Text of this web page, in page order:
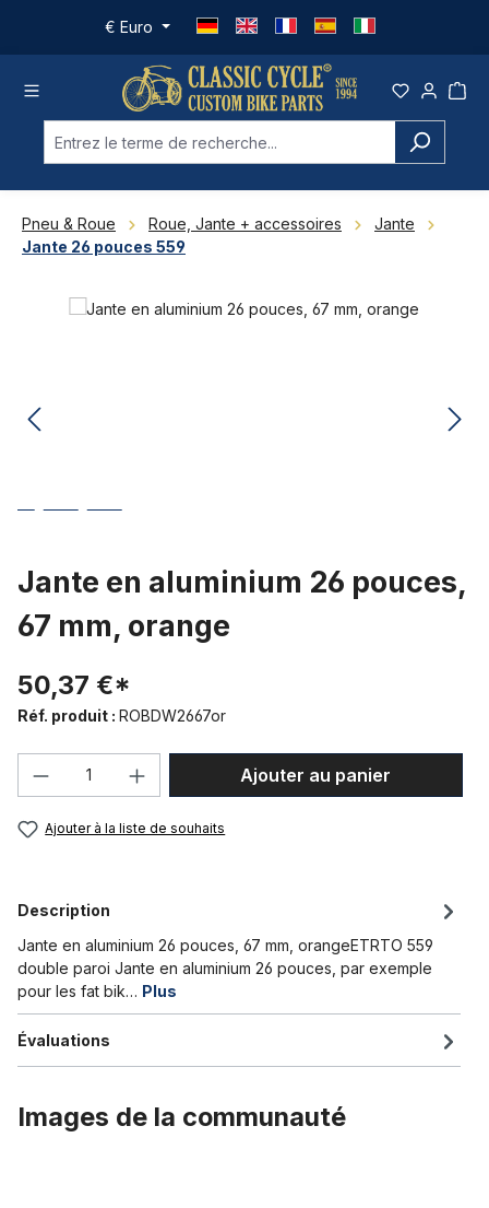
Passer au contenu principal
€ Euro
Pneu & Roue Roue, Jante + accessoires
Jante
Jante 26 pouces 559
Ignorer la galerie d'images
Jante en aluminium 26 pouces,
67 mm, orange
50,37 €*
Réf. produit : ROBDW2667or
Quantité de produit : Entrez la
Ajouter au panier
Ajouter à la liste de souhaits
Description
Jante en aluminium 26 pouces, 67 mm, orangeETRTO 559
double paroi Jante en aluminium 26 pouces, par exemple
pour les fat bik… Plus
Évaluations
Images de la communauté